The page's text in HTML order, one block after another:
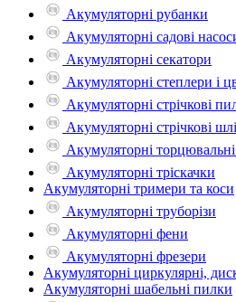
Акумуляторні рубанки
Акумуляторні садові
Акумуляторні секатори
Акумуляторні степлери і
Акумуляторні стрічкові
Акумуляторні стрічкові
Акумуляторні
Акумуляторні тріскачки
Акумуляторні тримери та коси
Акумуляторні труборізи
Акумуляторні фени
Акумуляторні фрезери
Акумуляторні циркулярні,
Акумуляторні шабельні пилки